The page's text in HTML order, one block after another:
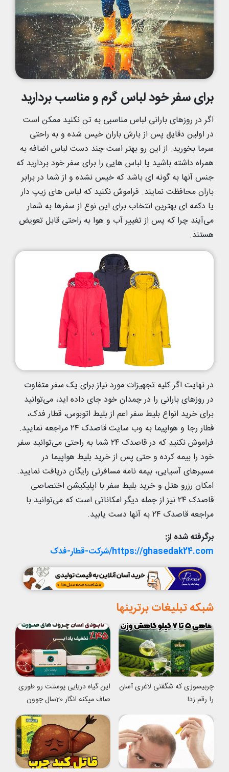
برای سفر خود لباس گرم و مناسب بردارید
اگر در روزهای بارانی لباس مناسبی به تن نکنید ممکن است
در اولین دقایق پس از بارش باران خیس شده و به راحتی
سرما بخورید. از این رو بهتر است چند دست لباس اضافه به
همراه داشته باشید یا لباس هایی را برای سفر خود بردارید که
جنس آنها به گونه ای باشد که خیس نشده و از شما در برابر
باران محافظت نمایند. فراموش نکنید که لباس های زیپ دار
یا دکمه ای بهترین انتخاب برای این نوع از سفرها به شمار
می‌آیند چرا که پس از تغییر آب و هوا به راحتی قابل تعویض
هستند.
در نهایت اگر کلیه تجهیزات مورد نیاز برای یک سفر متفاوت
در روزهای بارانی را در چمدان خود جای داده اید، می‌توانید
برای خرید انواع بلیط سفر اعم از بلیط اتوبوس، قطار فدک،
قطار رجا و هواپیما به وب سایت قاصدک ۲۴ مراجعه نمایید.
فراموش نکنید که در قاصدک ۲۴ شما به راحتی می‌توانید سفر
خود را بیمه کرده و حتی پس از خرید بلیط هواپیما در
مسیرهای آسیایی، بیمه نامه مسافرتی رایگان دریافت نمایید.
امکان رزرو هتل و خرید بلیط سفر با اپلیکیشن اختصاصی
قاصدک ۲۴ نیز از جمله دیگر امکاناتی است که می‌توانید با
مراجعه قاصدک ۲۴ به آنها دست یابید.
برگرفته شده از:
https://ghasedak24.com/شرکت-قطار-فدک
شبکه تبلیغات برترینها
چربیسوزی که شگفتی لاغری آسان
را رقم زد!
این گیاه دریایی پوستت رو طوری
صاف میکنه انگار 20سال جوون
شدی